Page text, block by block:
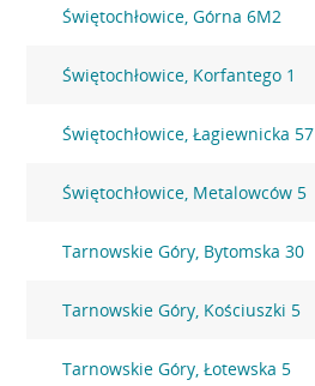
Świętochłowice, Górna 6M2
Świętochłowice, Korfantego 1
Świętochłowice, Łagiewnicka 57
Świętochłowice, Metalowców 5
Tarnowskie Góry, Bytomska 30
Tarnowskie Góry, Kościuszki 5
Tarnowskie Góry, Łotewska 5